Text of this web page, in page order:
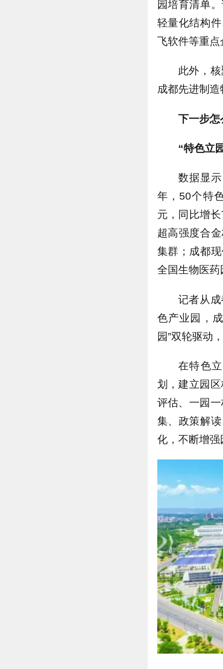
园培育清单
轻量化结构
飞软件等重
此外，
成都先进制
下一步怎
“特色立
数据显
年，50个特
元，同比增
超高强度合
集群；成都
全国生物医
记者从
色产业园，
园”双轮驱动
在特色
划，建立园
评估、一园
集、政策解
化，不断增